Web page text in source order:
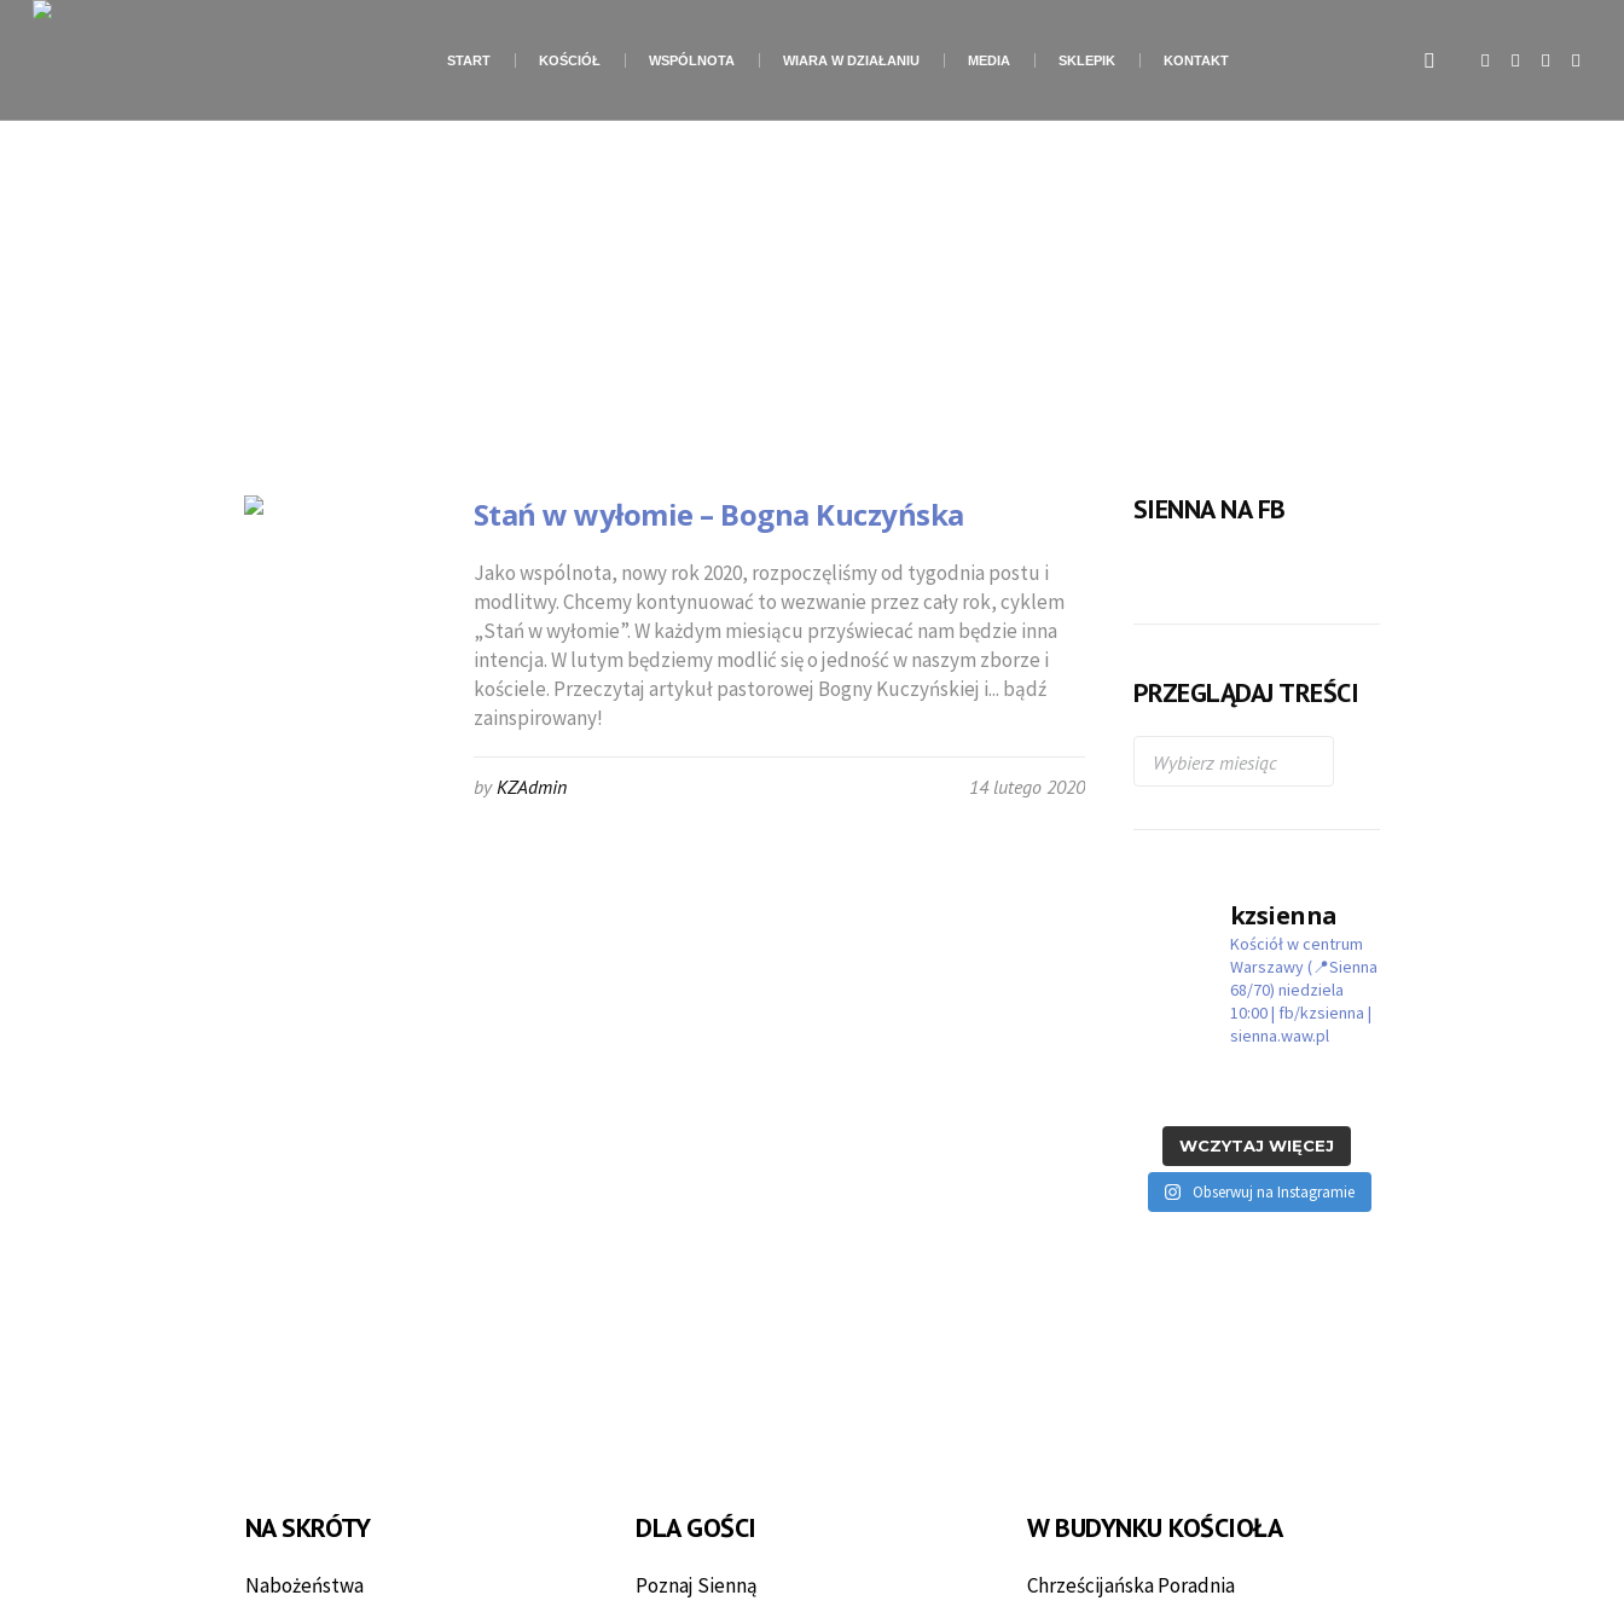
START KOŚCIÓŁ WSPÓLNOTA WIARA W DZIAŁANIU MEDIA SKLEPIK KONTAKT
Stań w wyłomie – Bogna Kuczyńska
Jako wspólnota, nowy rok 2020, rozpoczęliśmy od tygodnia postu i
modlitwy. Chcemy kontynuować to wezwanie przez cały rok, cyklem
„Stań w wyłomie”. W każdym miesiącu przyświecać nam będzie inna
intencja. W lutym będziemy modlić się o jedność w naszym zborze i
kościele. Przeczytaj artykuł pastorowej Bogny Kuczyńskiej i... bądź
zainspirowany!
14 lutego 2020
byKZAdmin
SIENNA NA FB
PRZEGLĄDAJ TREŚCI
kzsienna
Kościół w centrum
Warszawy (📍Sienna
68/70) niedziela
10:00 | fb/kzsienna |
sienna.waw.pl
WCZYTAJ WIĘCEJ
Obserwuj na Instagramie
NA SKRÓTY
Nabożeństwa
DLA GOŚCI
Poznaj Sienną
W BUDYNKU KOŚCIOŁA
Chrześcijańska Poradnia